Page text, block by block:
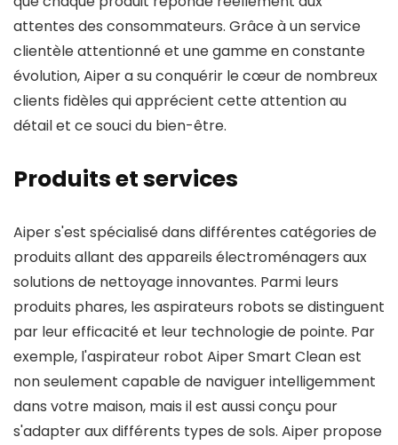
attentes des consommateurs. Grâce à un service
clientèle attentionné et une gamme en constante
évolution, Aiper a su conquérir le cœur de nombreux
clients fidèles qui apprécient cette attention au
détail et ce souci du bien-être.
Produits et services
Aiper s'est spécialisé dans différentes catégories de
produits allant des appareils électroménagers aux
solutions de nettoyage innovantes. Parmi leurs
produits phares, les aspirateurs robots se distinguent
par leur efficacité et leur technologie de pointe. Par
exemple, l'aspirateur robot Aiper Smart Clean est
non seulement capable de naviguer intelligemment
dans votre maison, mais il est aussi conçu pour
s'adapter aux différents types de sols. Aiper propose